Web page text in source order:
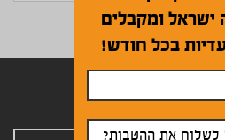
שלנו
ישראל ומקבלים
בכל חודש!